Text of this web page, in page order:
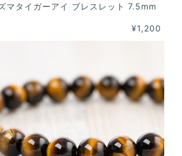
タイガーアイ ブレスレット 7.5mm
¥1,200